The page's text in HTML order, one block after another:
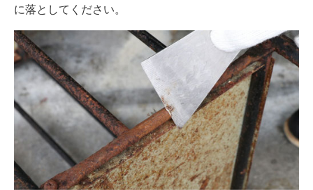
に落としてください。